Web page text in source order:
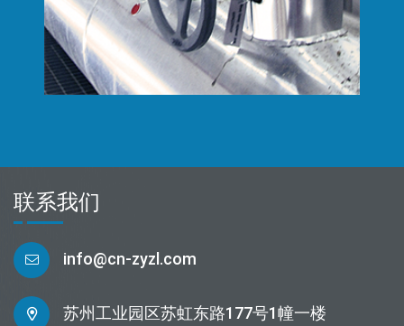
联系我们
info@cn-zyzl.com
苏州工业园区苏虹东路177号1幢一楼